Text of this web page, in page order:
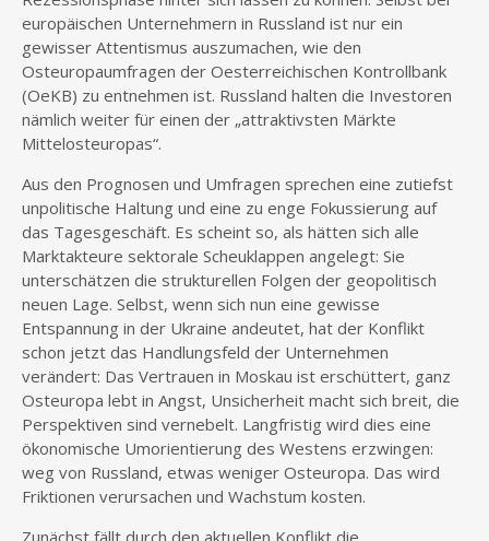
europäischen Unternehmern in Russland ist nur ein
gewisser Attentismus auszumachen, wie den
Osteuropaumfragen der Oesterreichischen Kontrollbank
(OeKB) zu entnehmen ist. Russland halten die Investoren
nämlich weiter für einen der „attraktivsten Märkte
Mittelosteuropas“.
Aus den Prognosen und Umfragen sprechen eine zutiefst
unpolitische Haltung und eine zu enge Fokussierung auf
das Tagesgeschäft. Es scheint so, als hätten sich alle
Marktakteure sektorale Scheuklappen angelegt: Sie
unterschätzen die strukturellen Folgen der geopolitisch
neuen Lage. Selbst, wenn sich nun eine gewisse
Entspannung in der Ukraine andeutet, hat der Konflikt
schon jetzt das Handlungsfeld der Unternehmen
verändert: Das Vertrauen in Moskau ist erschüttert, ganz
Osteuropa lebt in Angst, Unsicherheit macht sich breit, die
Perspektiven sind vernebelt. Langfristig wird dies eine
ökonomische Umorientierung des Westens erzwingen:
weg von Russland, etwas weniger Osteuropa. Das wird
Friktionen verursachen und Wachstum kosten.
Zunächst fällt durch den aktuellen Konflikt die